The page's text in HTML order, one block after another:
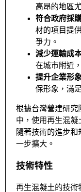
高昂的地區
符合政府採
材的項目提
爭力。
減少運輸成
在城市附近
提升企業形象
保形象，滿
根據台灣營建研究
中，使用再生混凝
隨著技術的進步
一步擴大。
技術特性
再生混凝土的技術